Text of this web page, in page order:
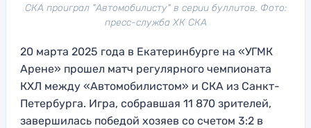
СКА проиграл "Автомобилисту" в серии буллитов. Фото:
пресс-служба ХК СКА
20 марта 2025 года в Екатеринбурге на «УГМК
Арене» прошел матч регулярного чемпионата
КХЛ между «Автомобилистом» и СКА из Санкт-
Петербурга. Игра, собравшая 11 870 зрителей,
завершилась победой хозяев со счетом 3:2 в